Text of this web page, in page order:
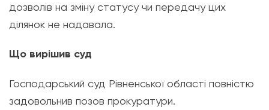
дозволів на зміну статусу чи передачу цих
ділянок не надавала.
Що вирішив суд
Господарський суд Рівненської області повністю
задовольнив позов прокуратури.